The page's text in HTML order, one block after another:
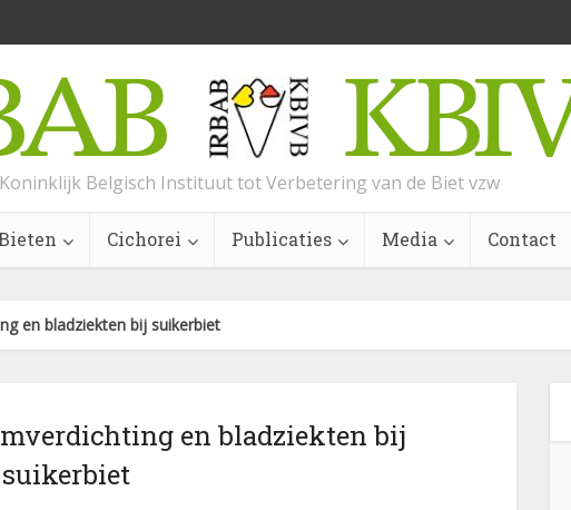
Koninklijk Belgisch Instituut tot Verbetering van de Biet vzw
Cichorei Publicaties Media Contact
en bladziekten bij suikerbiet
en bladziekten bij
suikerbiet